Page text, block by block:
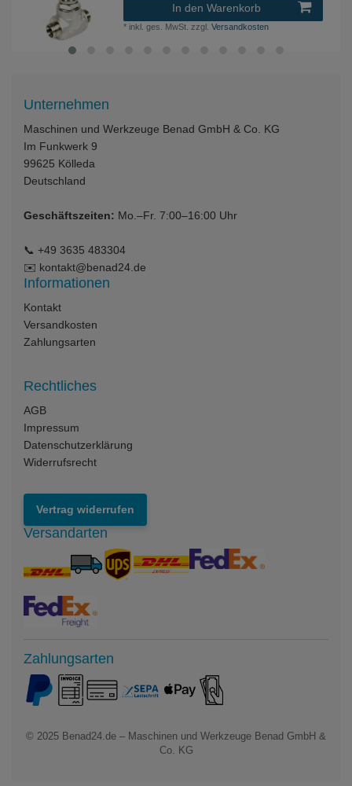
In den Warenkorb
* inkl. ges. MwSt. zzgl.Versandkosten
Unternehmen
Maschinen und Werkzeuge Benad GmbH & Co. KG
Im Funkwerk 9
99625 Kölleda
Deutschland
Geschäftszeiten: Mo.–Fr. 7:00–16:00 Uhr
📞 +49 3635 483304
✉️ kontakt@benad24.de
Informationen
Kontakt
Versandkosten
Zahlungsarten
Rechtliches
AGB
Impressum
Datenschutzerklärung
Widerrufsrecht
Vertrag widerrufen
Versandarten
Zahlungsarten
© 2025 Benad24.de – Maschinen und Werkzeuge Benad GmbH &
Co. KG